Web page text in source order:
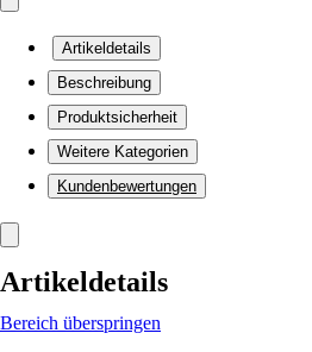
Artikeldetails
Beschreibung
Produktsicherheit
Weitere Kategorien
Kundenbewertungen
Artikeldetails
Bereich überspringen